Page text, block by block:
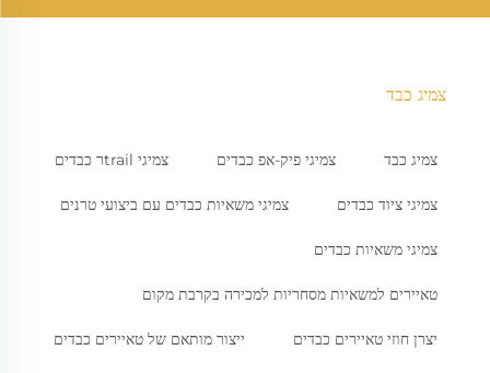
צמיג כבד
צמיג כבד צמיגי פיק-אפ כבדים צמיגי trailר כבדים
צמיגי ציוד כבדים צמיגי משאיות כבדים עם ביצועי טרנים
צמיגי משאיות כבדים
טאיירים למשאיות מסחריות למכירה בקרבת מקום
יצרן חוזי טאיירים כבדים ייצור מותאם של טאיירים כבדים